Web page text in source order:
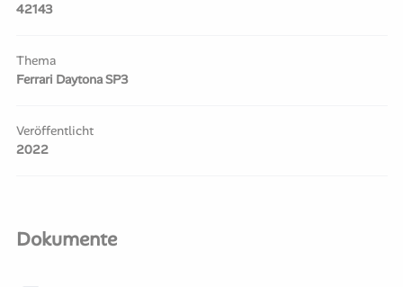
42143
Thema
Ferrari Daytona SP3
Veröffentlicht
2022
Dokumente